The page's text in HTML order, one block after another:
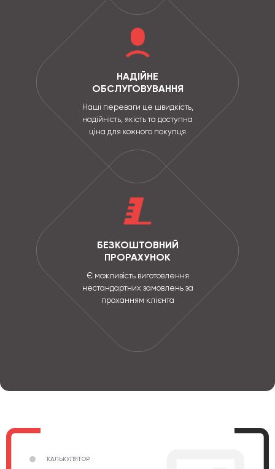
НАДІЙНЕ
ОБСЛУГОВУВАННЯ
Наші переваги це швидкість,
надійність, якість та доступна
ціна для кожного покупця
БЕЗКОШТОВНИЙ
ПРОРАХУНОК
Є можливість виготовлення
нестандартних замовлень за
проханням клієнта
КАЛЬКУЛЯТОР